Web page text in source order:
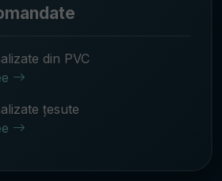
din PVC
țesute